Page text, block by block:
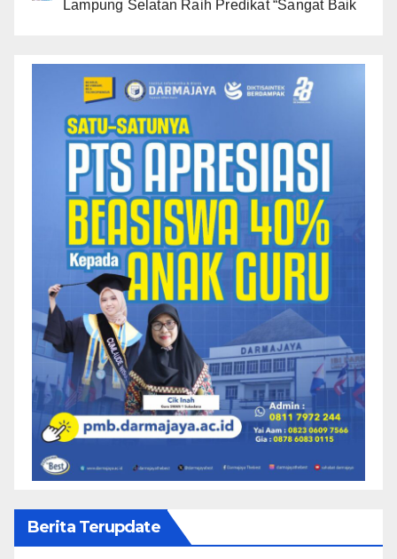
Lampung Selatan Raih Predikat “Sangat Baik
Berita Terupdate